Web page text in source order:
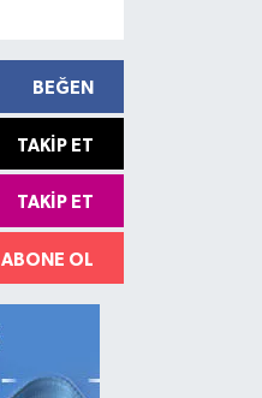
BEĞEN
TAKIP ET
TAKIP ET
ABONE OL